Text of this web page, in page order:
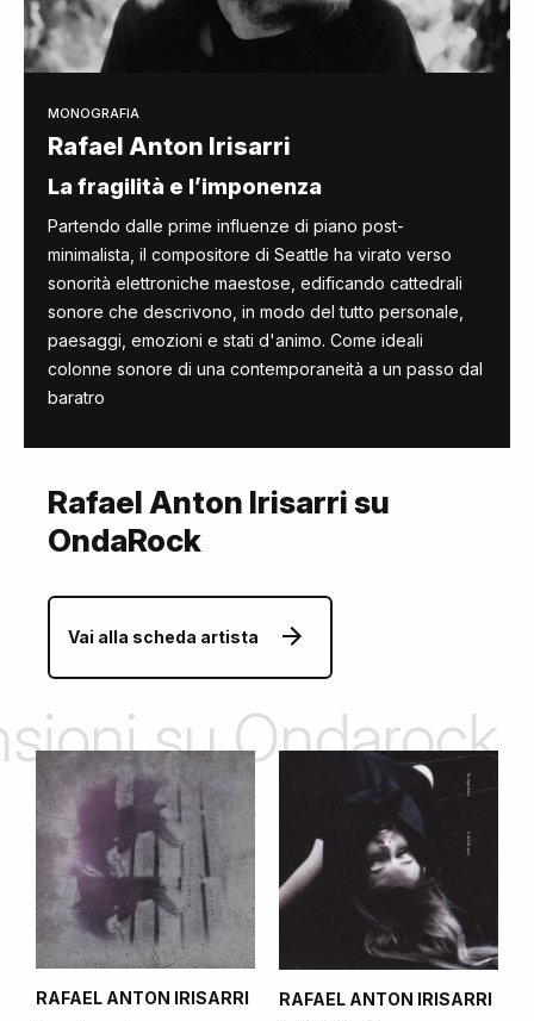
MONOGRAFIA
Rafael Anton Irisarri
La fragilità e l’imponenza
Partendo dalle prime influenze di piano post-
minimalista, il compositore di Seattle ha virato verso
sonorità elettroniche maestose, edificando cattedrali
sonore che descrivono, in modo del tutto personale,
paesaggi, emozioni e stati d'animo. Come ideali
colonne sonore di una contemporaneità a un passo dal
baratro
Rafael Anton Irisarri su
OndaRock
Vai alla scheda artista
su Ondarock
RAFAEL ANTON IRISARRI
RAFAEL ANTON IRISARRI